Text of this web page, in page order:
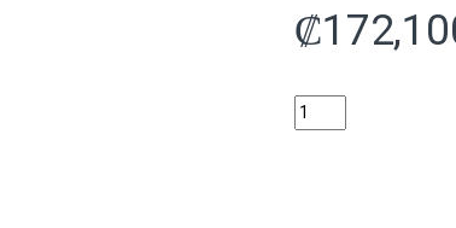
₡
GAME PAD RAZER